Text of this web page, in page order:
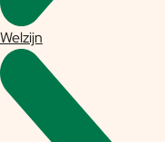
Welzijn